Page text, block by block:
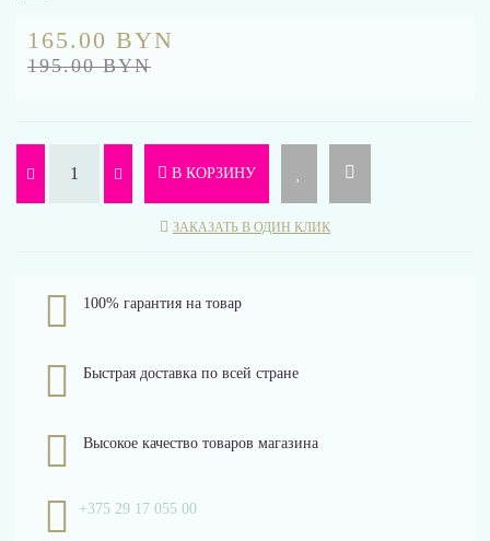
165.00 BYN
195.00 BYN
В КОРЗИНУ
ЗАКАЗАТЬ В ОДИН КЛИК
100% гарантия на товар
Быстрая доставка по всей стране
Высокое качество товаров магазина
+375 29 17 055 00